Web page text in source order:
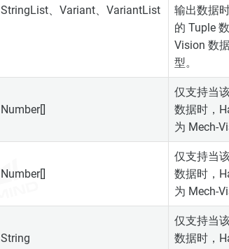
StringList、Variant、VariantList
输出数据
的 Tuple
Vision 数
型。
Number[]
仅支持当
数据时，
为 Mech-
Number[]
仅支持当
数据时，
为 Mech-
String
仅支持当
数据时，